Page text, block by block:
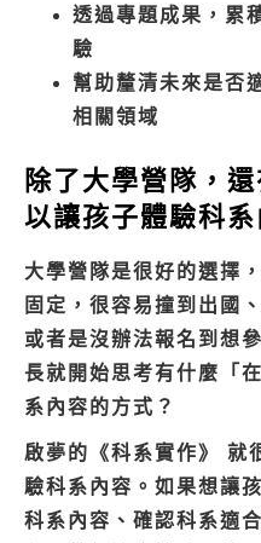
透過專題成果，累
驗
幫助釐清未來是否
相關領域
除了大學營隊，
以讓孩子體驗科系
大學營隊是很好的選擇
固定，很容易撞到出國
或者是沒辦法報名到想
長就開始思考有什麼「
系內容的方式？
啟夢的《科系實作》 就
驗科系內容。如果想讓
科系內容、確認科系適